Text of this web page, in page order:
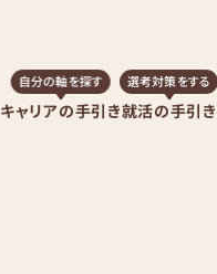
キャリアの手引き
自分の軸を探す
就活の手引き
選考対策をする